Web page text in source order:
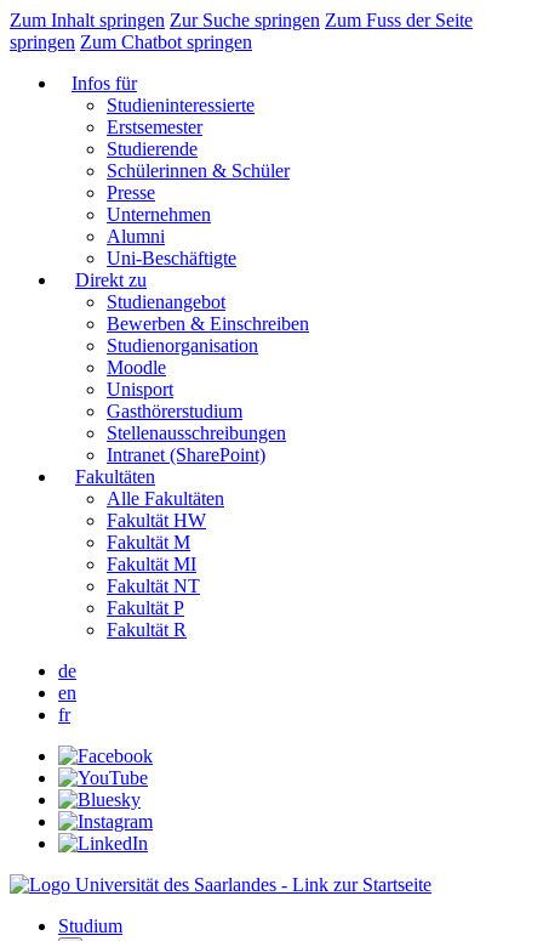
Zum Inhalt springen Zur Suche springen Zum Fuss der Seite
springen Zum Chatbot springen
Infos für
Studieninteressierte
Erstsemester
Studierende
Schülerinnen & Schüler
Presse
Unternehmen
Alumni
Uni-Beschäftigte
Direkt zu
Studienangebot
Bewerben & Einschreiben
Studienorganisation
Moodle
Unisport
Gasthörerstudium
Stellenausschreibungen
Intranet (SharePoint)
Fakultäten
Alle Fakultäten
Fakultät HW
Fakultät M
Fakultät MI
Fakultät NT
Fakultät P
Fakultät R
de
en
fr
Studium